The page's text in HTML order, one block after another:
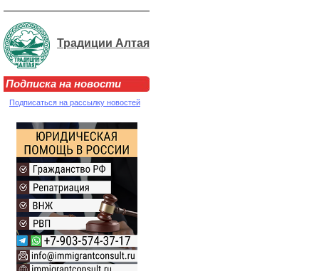
Традиции Алтая
Подписка на новости
Подписаться на рассылку новостей